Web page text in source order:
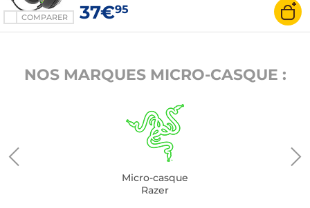
COMPARER 37€95
NOS MARQUES MICRO-CASQUE :
Micro-casque
Razer